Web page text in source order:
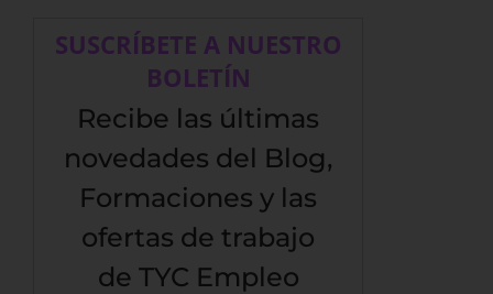
SUSCRÍBETE A NUESTRO
BOLETÍN
Recibe las últimas
novedades del Blog,
Formaciones y las
ofertas de trabajo
de TYC Empleo